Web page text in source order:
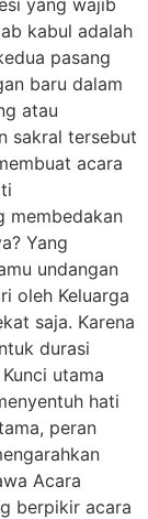
kabul adalah
pasang
baru dalam
atau
sakral tersebut
acara
membedakan
Yang
undangan
oleh Keluarga
saja. Karena
durasi
utama
hati
peran
Acara
berpikir acara